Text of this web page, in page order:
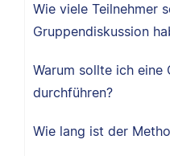
Wie viele Teilnehmer
Gruppendiskussion
Warum sollte ich eine
durchführen?
Wie lang ist der